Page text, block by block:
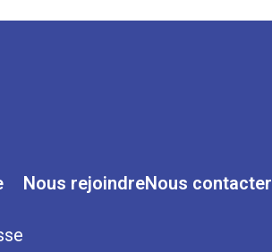
Nous rejoindreNous contacter